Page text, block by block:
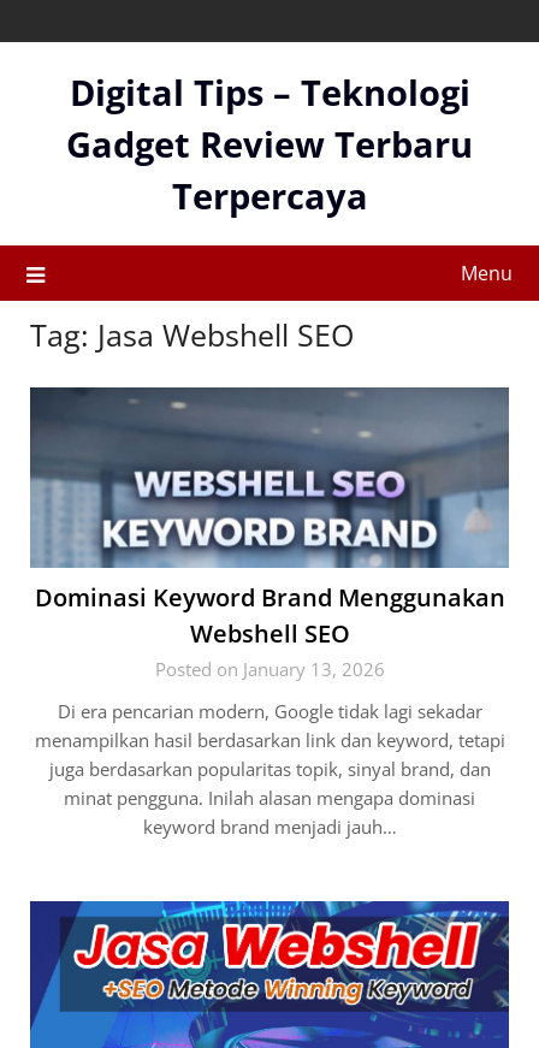
to
Digital Tips – Teknologi
Gadget Review Terbaru
Terpercaya
Menu
Tag: Jasa Webshell SEO
Dominasi Keyword Brand Menggunakan
Webshell SEO
Posted on January 13, 2026
Di era pencarian modern, Google tidak lagi sekadar
menampilkan hasil berdasarkan link dan keyword, tetapi
juga berdasarkan popularitas topik, sinyal brand, dan
minat pengguna. Inilah alasan mengapa dominasi
keyword brand menjadi jauh…